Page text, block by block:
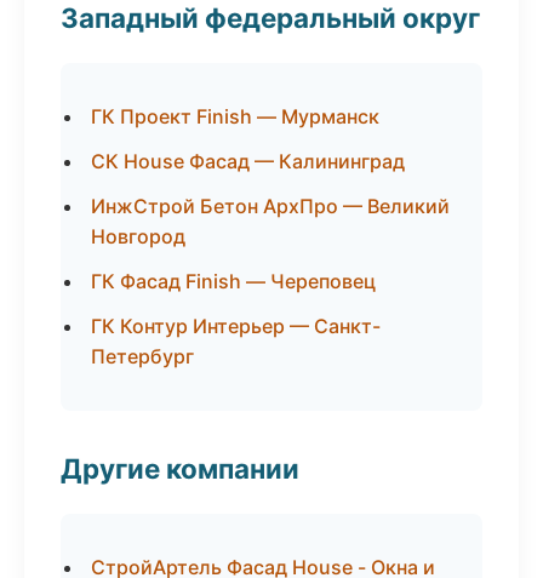
Западный федеральный округ
ГК Проект Finish — Мурманск
СК House Фасад — Калининград
ИнжСтрой Бетон АрхПро — Великий
Новгород
ГК Фасад Finish — Череповец
ГК Контур Интерьер — Санкт-
Петербург
Другие компании
СтройАртель Фасад House - Окна и